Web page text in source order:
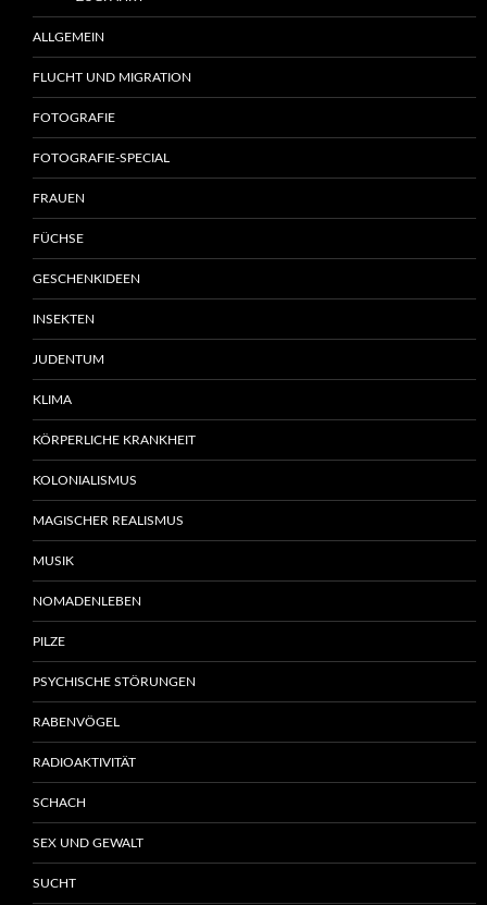
ALLGEMEIN
FLUCHT UND MIGRATION
FOTOGRAFIE
FOTOGRAFIE-SPECIAL
FRAUEN
FÜCHSE
GESCHENKIDEEN
INSEKTEN
JUDENTUM
KLIMA
KÖRPERLICHE KRANKHEIT
KOLONIALISMUS
MAGISCHER REALISMUS
MUSIK
NOMADENLEBEN
PILZE
PSYCHISCHE STÖRUNGEN
RABENVÖGEL
RADIOAKTIVITÄT
SCHACH
SEX UND GEWALT
SUCHT